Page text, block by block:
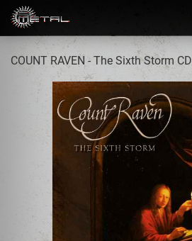
COUNT RAVEN - The Sixth Storm CD